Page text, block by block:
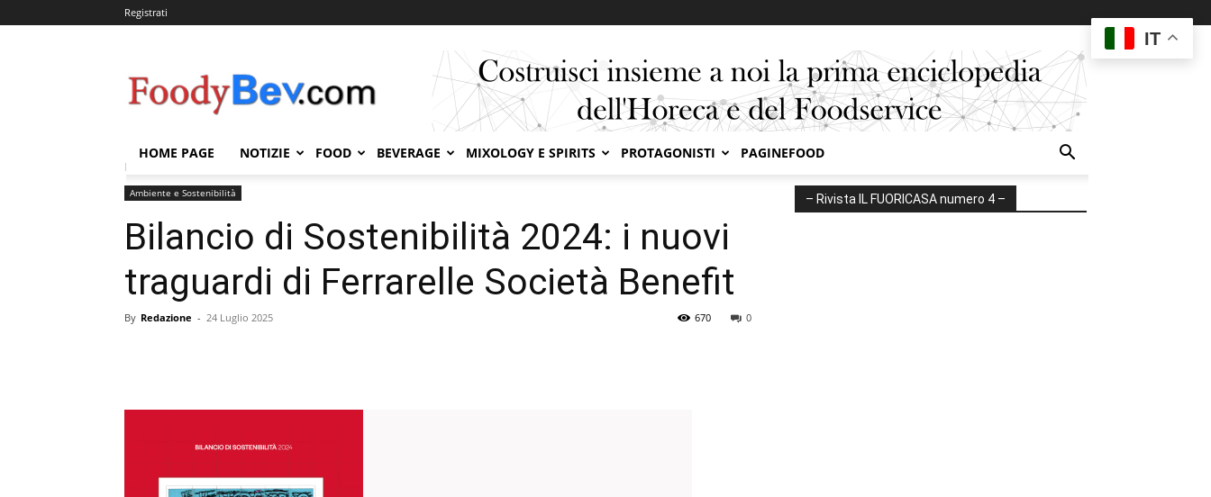
Registrati
HOME PAGE NOTIZIE FOOD BEVERAGE MIXOLOGY E SPIRITS PROTAGONISTI PAGINEFOOD
Home
Ambiente e Sostenibilità
Bilancio di Sostenibilità 2024: i nuovi
traguardi di Ferrarelle Società Benefit
By Redazione - 24 Luglio 2025 0
670
– Rivista IL FUORICASA numero 4 –
IT